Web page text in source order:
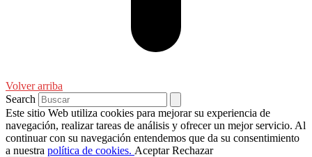
Volver arriba
Search
Este sitio Web utiliza cookies para mejorar su experiencia de
navegación, realizar tareas de análisis y ofrecer un mejor servicio. Al
continuar con su navegación entendemos que da su consentimiento
a nuestra política de cookies. Aceptar Rechazar